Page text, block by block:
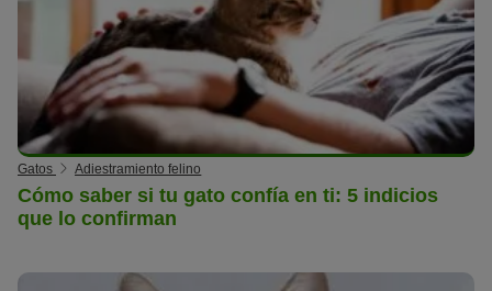
Gatos Adiestramiento felino
Cómo saber si tu gato confía en ti: 5 indicios
que lo confirman